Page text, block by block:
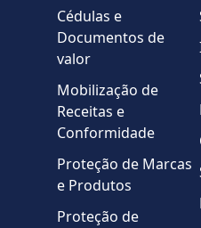
Country
Mensagem
Cédulas e
Documentos de
valor
Mobilização de
Receitas e
Conformidade
Proteção de Marcas
e Produtos
Proteção de